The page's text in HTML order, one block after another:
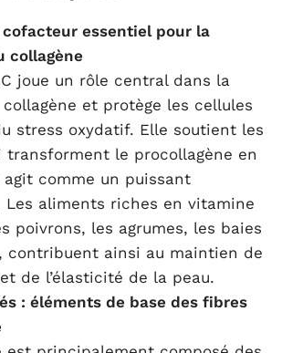
cofacteur essentiel pour la
collagène
joue un rôle central dans la
et protège les cellules
stress oxydatif. Elle soutient les
transforment le procollagène en
agit comme un puissant
Les aliments riches en vitamine
poivrons, les agrumes, les baies
contribuent ainsi au maintien de
de l’élasticité de la peau.
: éléments de base des fibres